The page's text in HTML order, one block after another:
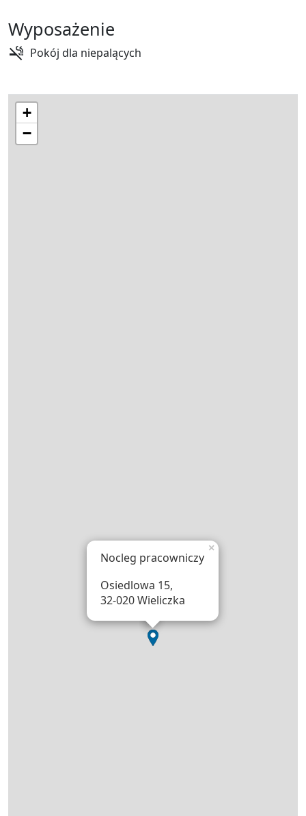
Wyposażenie
Pokój dla niepalących
Nocleg pracowniczy
Osiedlowa 15,
32-020 Wieliczka
×
+
−